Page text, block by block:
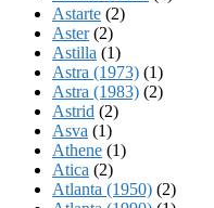
Astarte (2)
Aster(2)
Astilla (1)
Astra (1973) (1)
Astra (1983) (2)
Astrid (2)
Asva (1)
Athene (1)
Atica (2)
Atlanta (1950) (2)